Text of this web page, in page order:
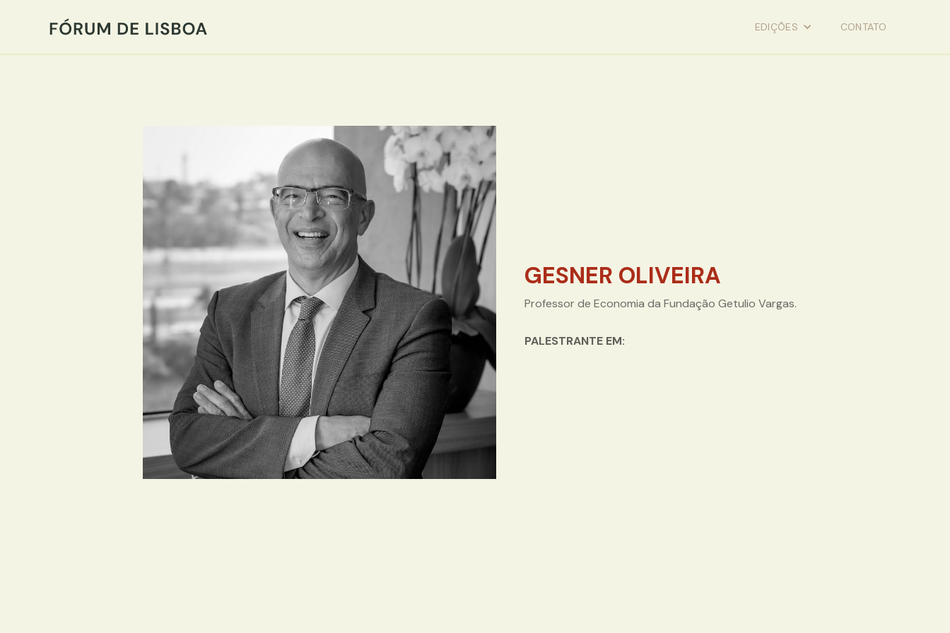
EDIÇÕES CONTATO
GESNER OLIVEIRA
Professor de Economia da Fundação Getulio Vargas.
PALESTRANTE EM: